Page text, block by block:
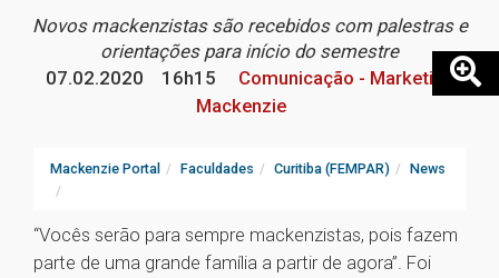
Novos mackenzistas são recebidos com palestras e
orientações para início do semestre
07.02.2020
16h15
Comunicação - Marketing
Mackenzie
Mackenzie Portal Faculdades Curitiba (FEMPAR) News
“Vocês serão para sempre mackenzistas, pois fazem
parte de uma grande família a partir de agora”. Foi